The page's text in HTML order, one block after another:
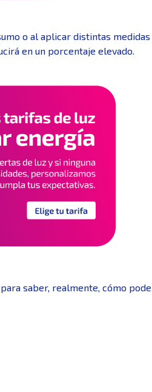
o al aplicar distintas medidas
en un porcentaje elevado.
saber, realmente, cómo